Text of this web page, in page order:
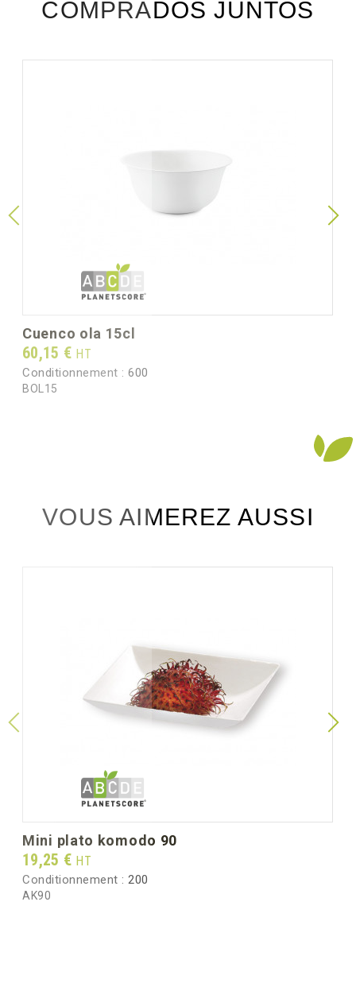
COMPRADOS JUNTOS
cuenco ola 15cl
Prix
60,15 € HT
Conditionnement : 600
BOL15
VOUS AIMEREZ AUSSI
mini plato komodo 90
Prix
19,25 € HT
Conditionnement : 200
AK90